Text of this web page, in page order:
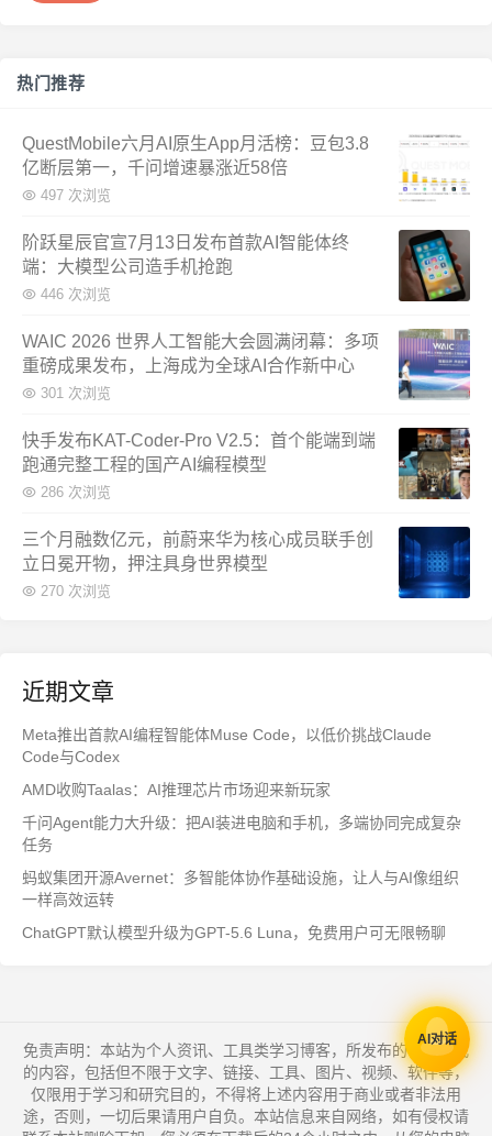
热门推荐
QuestMobile六月AI原生App月活榜：豆包3.8
亿断层第一，千问增速暴涨近58倍
497 次浏览
阶跃星辰官宣7月13日发布首款AI智能体终
端：大模型公司造手机抢跑
446 次浏览
WAIC 2026 世界人工智能大会圆满闭幕：多项
重磅成果发布，上海成为全球AI合作新中心
301 次浏览
快手发布KAT-Coder-Pro V2.5：首个能端到端
跑通完整工程的国产AI编程模型
286 次浏览
三个月融数亿元，前蔚来华为核心成员联手创
立日冕开物，押注具身世界模型
270 次浏览
近期文章
Meta推出首款AI编程智能体Muse Code，以低价挑战Claude
Code与Codex
AMD收购Taalas：AI推理芯片市场迎来新玩家
千问Agent能力大升级：把AI装进电脑和手机，多端协同完成复杂
任务
蚂蚁集团开源Avernet：多智能体协作基础设施，让人与AI像组织
一样高效运转
ChatGPT默认模型升级为GPT-5.6 Luna，免费用户可无限畅聊
免责声明：本站为个人资讯、工具类学习博客，所发布的一切形式
的内容，包括但不限于文字、链接、工具、图片、视频、软件等，
仅限用于学习和研究目的，不得将上述内容用于商业或者非法用
途，否则，一切后果请用户自负。本站信息来自网络，如有侵权请
AI对话